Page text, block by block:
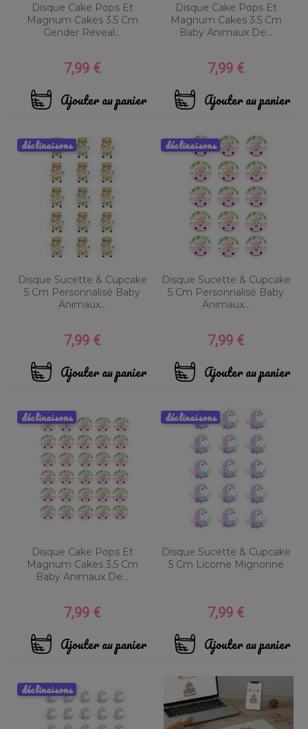
Disque Cake Pops Et
Magnum Cakes 3.5 Cm
Gender Reveal...
Prix
7,99 €
Ajouter au panier
Disque Cake Pops Et
Magnum Cakes 3.5 Cm
Baby Animaux De...
Prix
7,99 €
Ajouter au panier
Disque Sucette & Cupcake
5 Cm Personnalisé Baby
Animaux...
Prix
7,99 €
Ajouter au panier
déclinaisons
Disque Sucette & Cupcake
5 Cm Personnalisé Baby
Animaux...
Prix
7,99 €
Ajouter au panier
déclinaisons
Disque Cake Pops Et
Magnum Cakes 3.5 Cm
Baby Animaux De...
Prix
7,99 €
Ajouter au panier
déclinaisons
Disque Sucette & Cupcake
5 Cm Licorne Mignonne
Prix
7,99 €
Ajouter au panier
déclinaisons
déclinaisons